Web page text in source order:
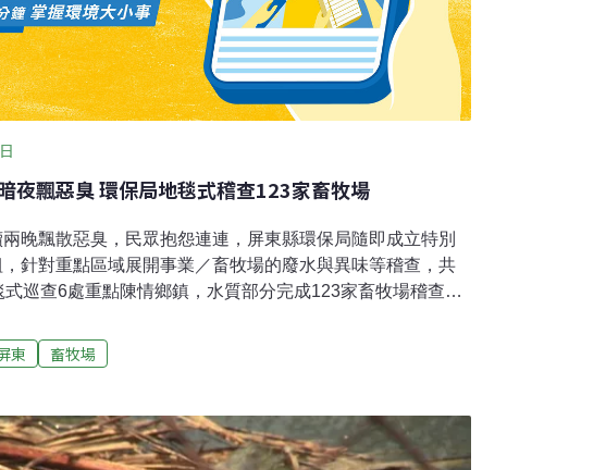
夜飄惡臭 環保局地毯式稽查123家畜牧場
晚飄散惡臭，民眾抱怨連連，屏東縣環保局隨即成立特別
針對重點區域展開事業／畜牧場的廢水與異味等稽查，共
式巡查6處重點陳情鄉鎮，水質部分完成123家畜牧場稽查、
稽查小組在各時段派出稽查人員到屏東縣無預警查核，黑
行。除水質及異味官能測定，也會同消防局針對長治鄉轄
核登記應回收廢棄物回收處理業計7家，另未登記應回收廢
家，合計9家業者，現場查核沒有違規。
東 畜牧場